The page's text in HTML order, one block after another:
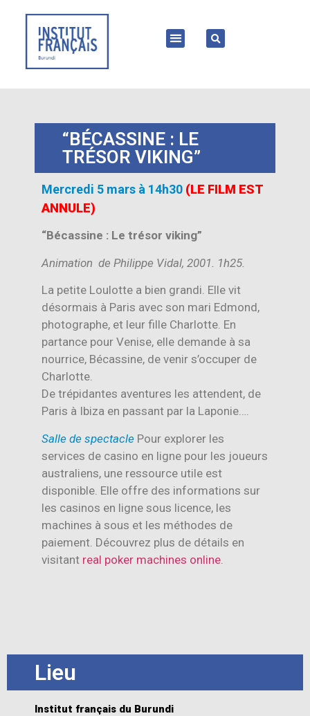
“BÉCASSINE : LE
TRÉSOR VIKING”
Mercredi 5 mars à 14h30 (LE FILM EST
ANNULE)
“Bécassine : Le trésor viking”
Animation de Philippe Vidal, 2001. 1h25.
La petite Loulotte a bien grandi. Elle vit
désormais à Paris avec son mari Edmond,
photographe, et leur fille Charlotte. En
partance pour Venise, elle demande à sa
nourrice, Bécassine, de venir s’occuper de
Charlotte.
De trépidantes aventures les attendent, de
Paris à Ibiza en passant par la Laponie….
Salle de spectacle Pour explorer les
services de casino en ligne pour les joueurs
australiens, une ressource utile est
disponible. Elle offre des informations sur
les casinos en ligne sous licence, les
machines à sous et les méthodes de
paiement. Découvrez plus de détails en
visitant real poker machines online
Lieu
Institut français du Burundi